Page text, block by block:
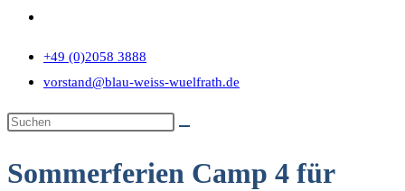
+49 (0)2058 3888
vorstand@blau-weiss-wuelfrath.de
Sommerferien Camp 4 für